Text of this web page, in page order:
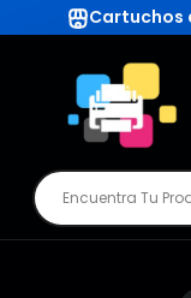
Cartuchos